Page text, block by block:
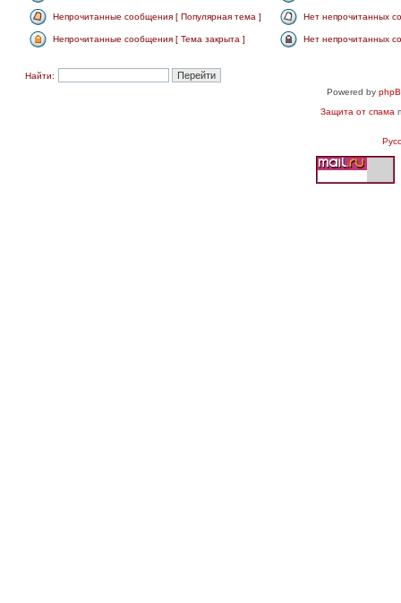
Непрочитанные сообщения [ Популярная тема ] Нет непрочитанных
Непрочитанные сообщения [ Тема закрыта ] Нет непрочитанных
Найти:
Powered by
Защита от спама